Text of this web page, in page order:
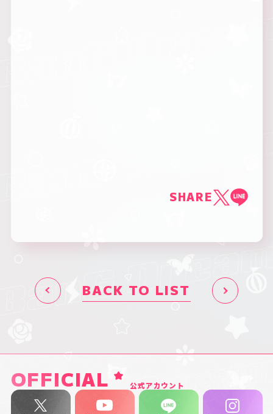
SHARE
BACK TO LIST
OFFICIAL 公式アカウント